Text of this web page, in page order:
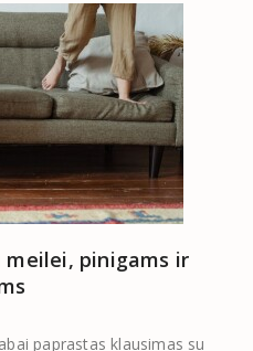
meilei, pinigams ir
paprastas klausimas su